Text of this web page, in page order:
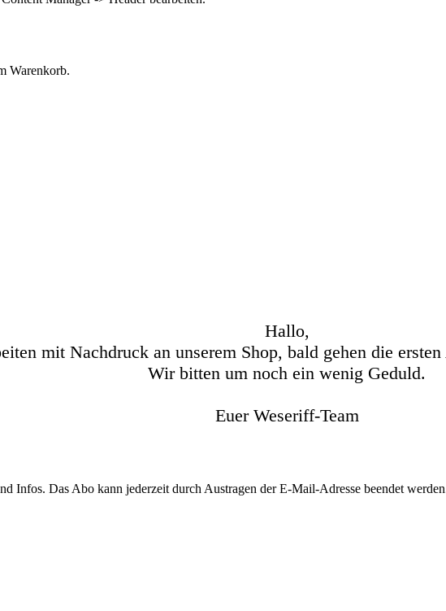
Warenkorb.
Hallo,
mit Nachdruck an unserem Shop, bald gehen die
Wir bitten um noch ein wenig Geduld.
Euer Weseriff-Team
Infos. Das Abo kann jederzeit durch Austragen der E-Mail-Adresse beendet